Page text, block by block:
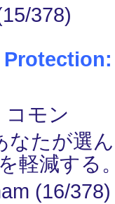
378)
モン
なたが選
軽減する
(16/378)